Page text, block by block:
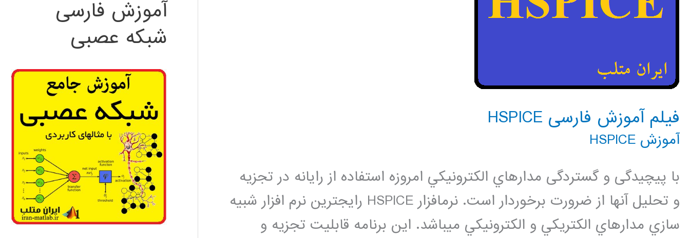
فیلم آموزش فارسی HSPICE
آموزش HSPICE
با پیچیدگی و گستردگی مدارهاي الكترونيكي امروزه استفاده از رایانه در تجزيه
و تحليل آن­ها از ضرورت برخوردار است. نرم­افزار HSPICE رایج­ترین نرم­ افزار شبيه
سازي مدارهاي الكتريكي و الكترونيكي مي­باشد. اين برنامه قابليت تجزيه و
آموزش فارسی
شبکه عصبی